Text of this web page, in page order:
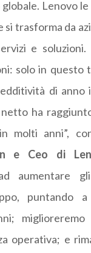
Lenovo
si trasforma da
e
solo in questo
di anno
ha
molti anni”,
e Ceo di
aumentare
puntando
operativa; e